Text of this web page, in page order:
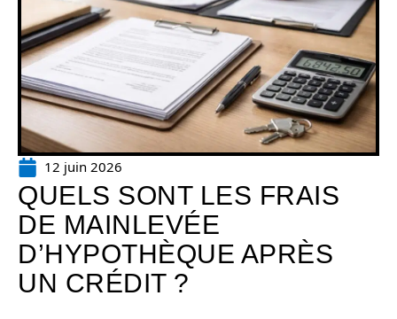
12 juin 2026
QUELS SONT LES FRAIS
DE MAINLEVÉE
D’HYPOTHÈQUE APRÈS
UN CRÉDIT ?